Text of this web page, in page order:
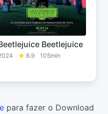
Beetlejuice
6.9 105min
para fazer o Download